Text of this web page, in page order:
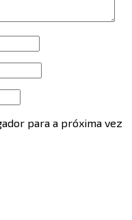
para a próxima vez